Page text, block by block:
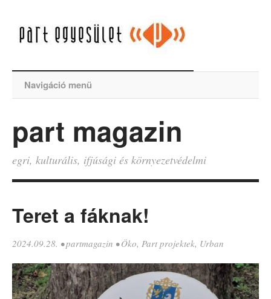
Navigáció menü
part magazin
egri, kulturális, ifjúsági és környezetvédelmi
Teret a fáknak!
2024.09.28. •partmagazin •Öko, Part projektek, Urban